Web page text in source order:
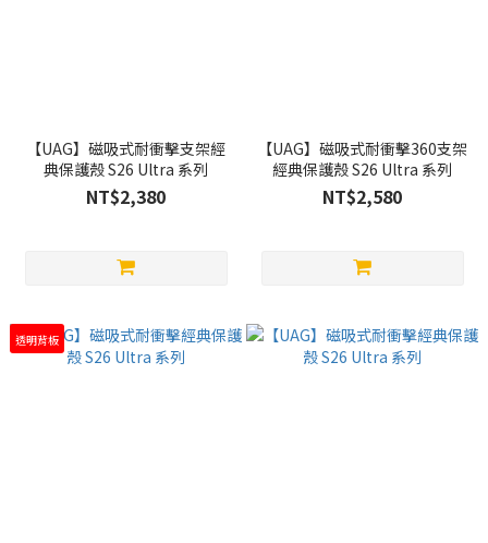
【UAG】磁吸式耐衝擊支架經
典保護殼 S26 Ultra 系列
NT$2,380
【UAG】磁吸式耐衝擊360支架
經典保護殼 S26 Ultra 系列
NT$2,580
透明背板